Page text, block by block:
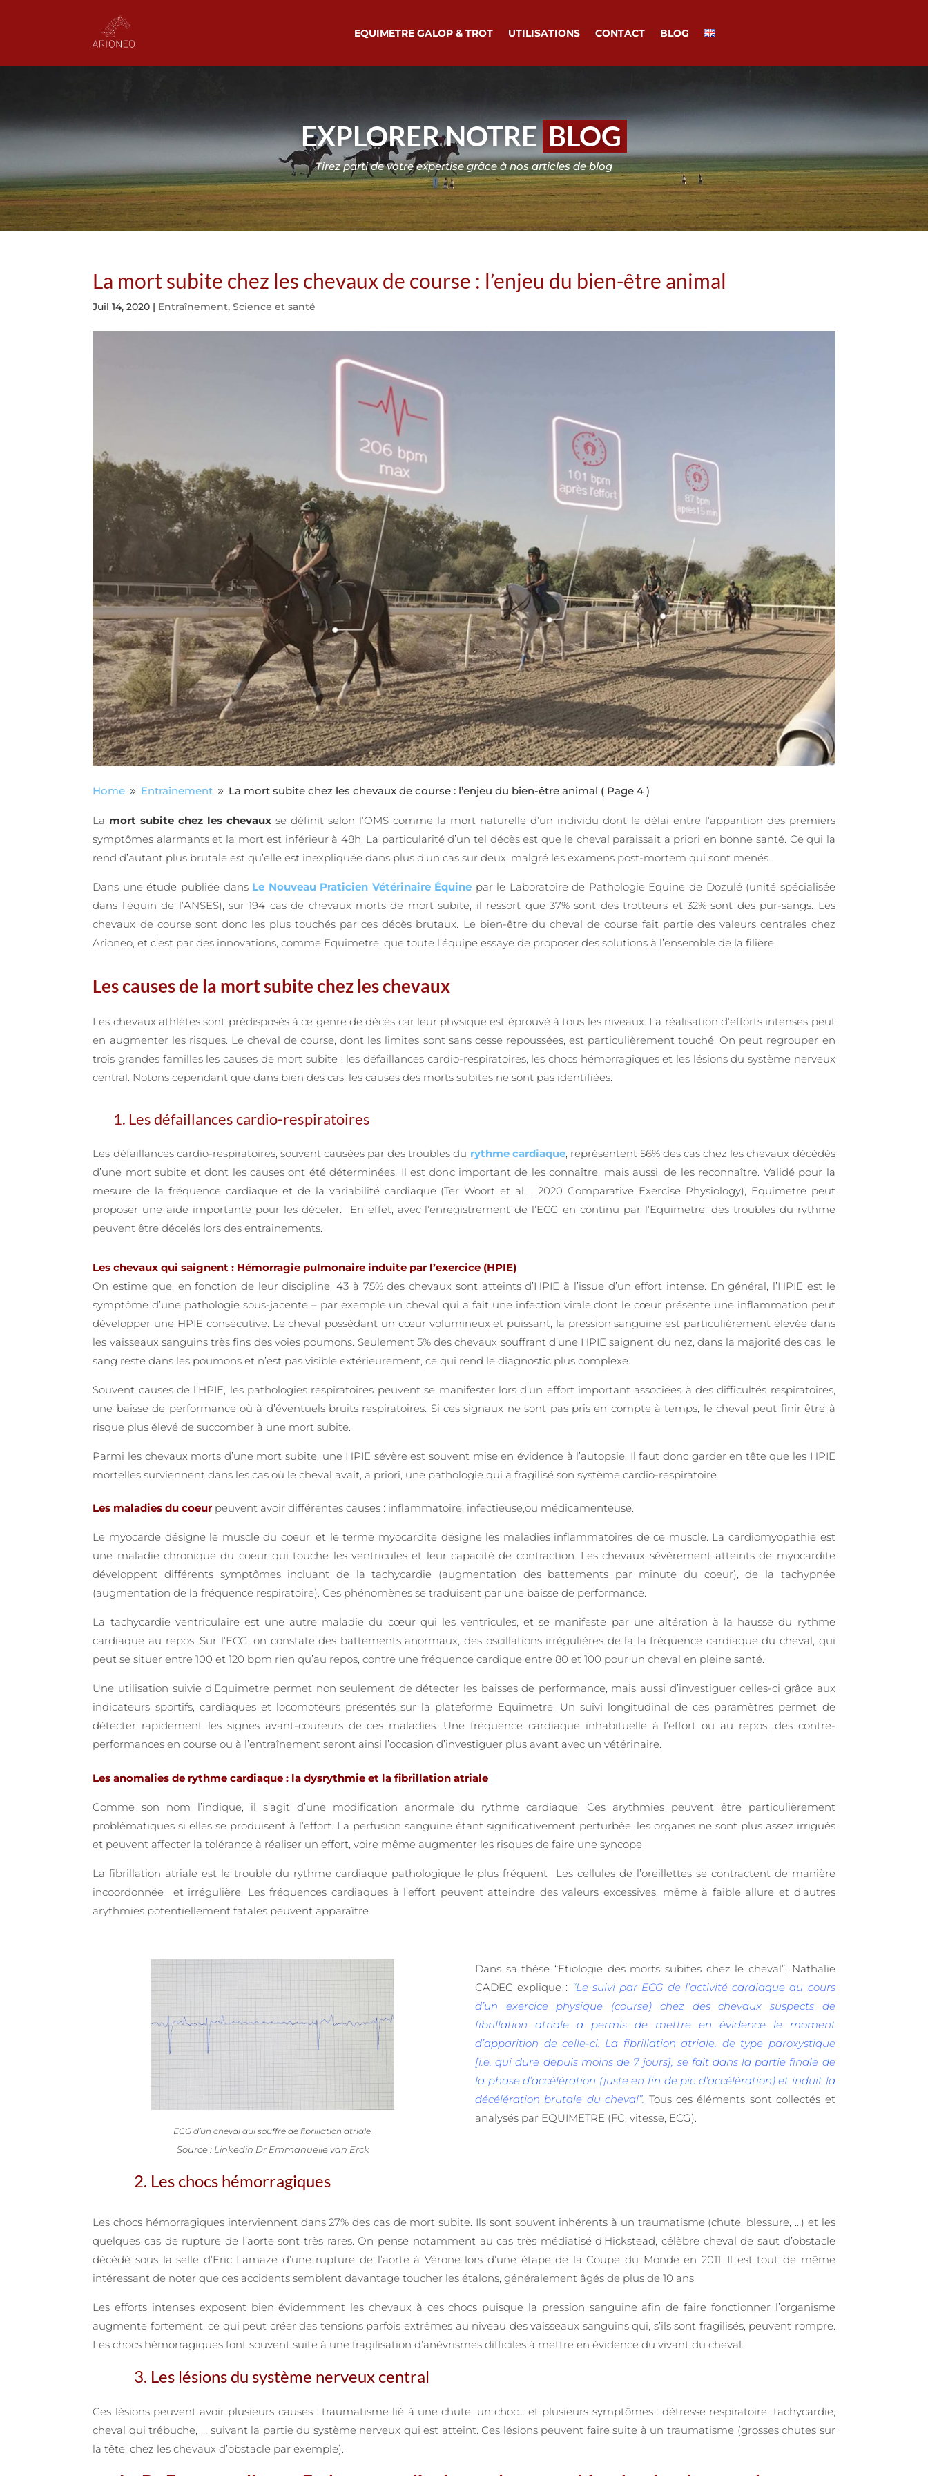
EQUIMETRE GALOP & TROT UTILISATIONS CONTACT BLOG
EXPLORER NOTRE BLOG
Tirez parti de votre expertise grâce à nos articles de blog
La mort subite chez les chevaux de course : l’enjeu du bien-être animal
Juil 14, 2020 | Entraînement,Science et santé
Home 9 Entraînement 9 La mort subite chez les chevaux de course : l’enjeu du bien-être animal ( Page 4 )
La mort subite chez les chevaux se définit selon l’OMS comme la mort naturelle d’un individu dont le délai entre l’apparition des premiers
symptômes alarmants et la mort est inférieur à 48h. La particularité d’un tel décès est que le cheval paraissait a priori en bonne santé. Ce qui la
rend d’autant plus brutale est qu’elle est inexpliquée dans plus d’un cas sur deux, malgré les examens post-mortem qui sont menés.
Dans une étude publiée dans Le Nouveau Praticien Vétérinaire Équine par le Laboratoire de Pathologie Equine de Dozulé (unité spécialisée
dans l’équin de l’ANSES), sur 194 cas de chevaux morts de mort subite, il ressort que 37% sont des trotteurs et 32% sont des pur-sangs. Les
chevaux de course sont donc les plus touchés par ces décès brutaux. Le bien-être du cheval de course fait partie des valeurs centrales chez
Arioneo, et c’est par des innovations, comme Equimetre, que toute l’équipe essaye de proposer des solutions à l’ensemble de la filière.
Les causes de la mort subite chez les chevaux
Les chevaux athlètes sont prédisposés à ce genre de décès car leur physique est éprouvé à tous les niveaux. La réalisation d’efforts intenses peut
en augmenter les risques. Le cheval de course, dont les limites sont sans cesse repoussées, est particulièrement touché. On peut regrouper en
trois grandes familles les causes de mort subite : les défaillances cardio-respiratoires, les chocs hémorragiques et les lésions du système nerveux
central. Notons cependant que dans bien des cas, les causes des morts subites ne sont pas identifiées.
1. Les défaillances cardio-respiratoires
Les défaillances cardio-respiratoires, souvent causées par des troubles du rythme cardiaque, représentent 56% des cas chez les chevaux décédés
d’une mort subite et dont les causes ont été déterminées. Il est donc important de les connaître, mais aussi, de les reconnaître. Validé pour la
mesure de la fréquence cardiaque et de la variabilité cardiaque (Ter Woort et al. , 2020 Comparative Exercise Physiology), Equimetre peut
proposer une aide importante pour les déceler. En effet, avec l’enregistrement de l’ECG en continu par l’Equimetre, des troubles du rythme
peuvent être décelés lors des entrainements.
Les chevaux qui saignent : Hémorragie pulmonaire induite par l’exercice (HPIE)
On estime que, en fonction de leur discipline, 43 à 75% des chevaux sont atteints d’HPIE à l’issue d’un effort intense. En général, l’HPIE est le
symptôme d’une pathologie sous-jacente – par exemple un cheval qui a fait une infection virale dont le cœur présente une inflammation peut
développer une HPIE consécutive. Le cheval possédant un cœur volumineux et puissant, la pression sanguine est particulièrement élevée dans
les vaisseaux sanguins très fins des voies poumons. Seulement 5% des chevaux souffrant d’une HPIE saignent du nez, dans la majorité des cas, le
sang reste dans les poumons et n’est pas visible extérieurement, ce qui rend le diagnostic plus complexe.
Souvent causes de l’HPIE, les pathologies respiratoires peuvent se manifester lors d’un effort important associées à des difficultés respiratoires,
une baisse de performance où à d’éventuels bruits respiratoires. Si ces signaux ne sont pas pris en compte à temps, le cheval peut finir être à
risque plus élevé de succomber à une mort subite.
Parmi les chevaux morts d’une mort subite, une HPIE sévère est souvent mise en évidence à l’autopsie. Il faut donc garder en tête que les HPIE
mortelles surviennent dans les cas où le cheval avait, a priori, une pathologie qui a fragilisé son système cardio-respiratoire.
Les maladies du coeur peuvent avoir différentes causes : inflammatoire, infectieuse,ou médicamenteuse.
Le myocarde désigne le muscle du coeur, et le terme myocardite désigne les maladies inflammatoires de ce muscle. La cardiomyopathie est
une maladie chronique du coeur qui touche les ventricules et leur capacité de contraction. Les chevaux sévèrement atteints de myocardite
développent différents symptômes incluant de la tachycardie (augmentation des battements par minute du coeur), de la tachypnée
(augmentation de la fréquence respiratoire). Ces phénomènes se traduisent par une baisse de performance.
La tachycardie ventriculaire est une autre maladie du cœur qui les ventricules, et se manifeste par une altération à la hausse du rythme
cardiaque au repos. Sur l’ECG, on constate des battements anormaux, des oscillations irrégulières de la la fréquence cardiaque du cheval, qui
peut se situer entre 100 et 120 bpm rien qu’au repos, contre une fréquence cardique entre 80 et 100 pour un cheval en pleine santé.
Une utilisation suivie d’Equimetre permet non seulement de détecter les baisses de performance, mais aussi d’investiguer celles-ci grâce aux
indicateurs sportifs, cardiaques et locomoteurs présentés sur la plateforme Equimetre. Un suivi longitudinal de ces paramètres permet de
détecter rapidement les signes avant-coureurs de ces maladies. Une fréquence cardiaque inhabituelle à l’effort ou au repos, des contre-
performances en course ou à l’entraînement seront ainsi l’occasion d’investiguer plus avant avec un vétérinaire.
Les anomalies de rythme cardiaque : la dysrythmie et la fibrillation atriale
Comme son nom l’indique, il s’agit d’une modification anormale du rythme cardiaque. Ces arythmies peuvent être particulièrement
problématiques si elles se produisent à l’effort. La perfusion sanguine étant significativement perturbée, les organes ne sont plus assez irrigués
et peuvent affecter la tolérance à réaliser un effort, voire même augmenter les risques de faire une syncope .
La fibrillation atriale est le trouble du rythme cardiaque pathologique le plus fréquent Les cellules de l’oreillettes se contractent de manière
incoordonnée et irrégulière. Les fréquences cardiaques à l’effort peuvent atteindre des valeurs excessives, même à faible allure et d’autres
arythmies potentiellement fatales peuvent apparaître.
ECG d’un cheval qui souffre de fibrillation atriale.
Source : Linkedin Dr Emmanuelle van Erck
Dans sa thèse “Etiologie des morts subites chez le cheval”, Nathalie
CADEC explique : “Le suivi par ECG de l’activité cardiaque au cours
d’un exercice physique (course) chez des chevaux suspects de
fibrillation atriale a permis de mettre en évidence le moment
d’apparition de celle-ci. La fibrillation atriale, de type paroxystique
[i.e. qui dure depuis moins de 7 jours], se fait dans la partie finale de
la phase d’accélération (juste en fin de pic d’accélération) et induit la
décélération brutale du cheval”. Tous ces éléments sont collectés et
analysés par EQUIMETRE (FC, vitesse, ECG).
2. Les chocs hémorragiques
Les chocs hémorragiques interviennent dans 27% des cas de mort subite. Ils sont souvent inhérents à un traumatisme (chute, blessure, …) et les
quelques cas de rupture de l’aorte sont très rares. On pense notamment au cas très médiatisé d’Hickstead, célèbre cheval de saut d’obstacle
décédé sous la selle d’Eric Lamaze d’une rupture de l’aorte à Vérone lors d’une étape de la Coupe du Monde en 2011. Il est tout de même
intéressant de noter que ces accidents semblent davantage toucher les étalons, généralement âgés de plus de 10 ans.
Les efforts intenses exposent bien évidemment les chevaux à ces chocs puisque la pression sanguine afin de faire fonctionner l’organisme
augmente fortement, ce qui peut créer des tensions parfois extrêmes au niveau des vaisseaux sanguins qui, s’ils sont fragilisés, peuvent rompre.
Les chocs hémorragiques font souvent suite à une fragilisation d’anévrismes difficiles à mettre en évidence du vivant du cheval.
3. Les lésions du système nerveux central
Ces lésions peuvent avoir plusieurs causes : traumatisme lié à une chute, un choc… et plusieurs symptômes : détresse respiratoire, tachycardie,
cheval qui trébuche, … suivant la partie du système nerveux qui est atteint. Ces lésions peuvent faire suite à un traumatisme (grosses chutes sur
la tête, chez les chevaux d’obstacle par exemple).